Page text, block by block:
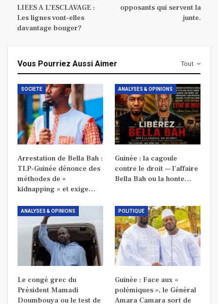
LIEES A L’ESCLAVAGE :
Les lignes vont-elles
davantage bouger?
opposants qui servent la
junte.
Tout
Vous Pourriez Aussi Aimer
SOCIETE
Arrestation de Bella Bah :
TLP-Guinée dénonce des
méthodes de «
kidnapping » et exige…
ANALYSES & OPINIONS
Guinée : la cagoule
contre le droit — l’affaire
Bella Bah ou la honte…
ANALYSES & OPINIONS
Le congé grec du
Président Mamadi
Doumbouya ou le test de
POLITIQUE
Guinée : Face aux «
polémiques », le Général
Amara Camara sort de